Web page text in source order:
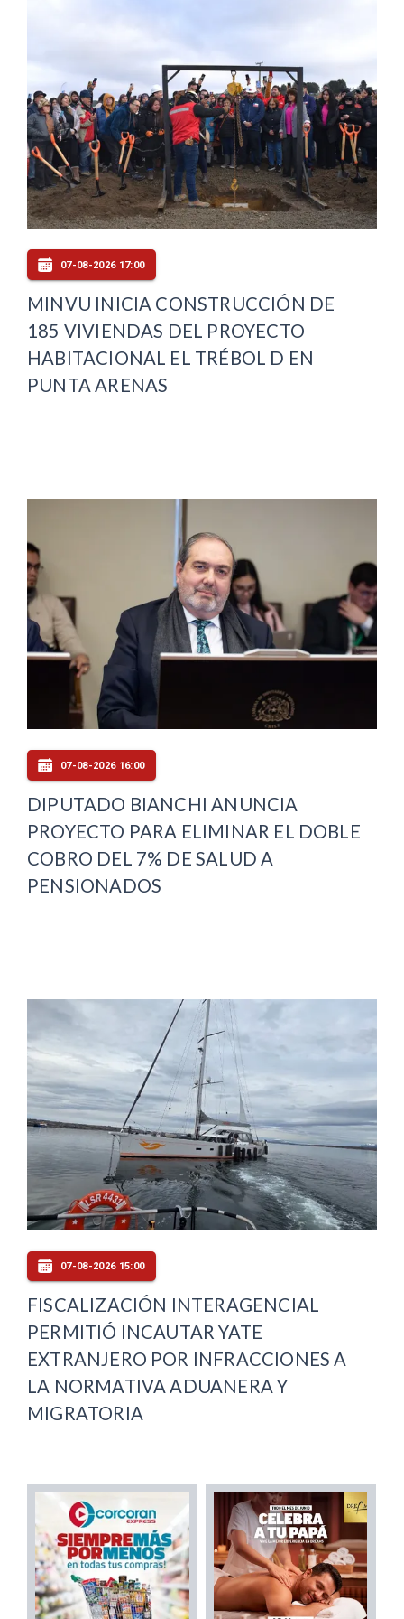
07-08-2026 17:00
MINVU INICIA CONSTRUCCIÓN DE
185 VIVIENDAS DEL PROYECTO
HABITACIONAL EL TRÉBOL D EN
PUNTA ARENAS
07-08-2026 16:00
DIPUTADO BIANCHI ANUNCIA
PROYECTO PARA ELIMINAR EL DOBLE
COBRO DEL 7% DE SALUD A
PENSIONADOS
07-08-2026 15:00
FISCALIZACIÓN INTERAGENCIAL
PERMITIÓ INCAUTAR YATE
EXTRANJERO POR INFRACCIONES A
LA NORMATIVA ADUANERA Y
MIGRATORIA